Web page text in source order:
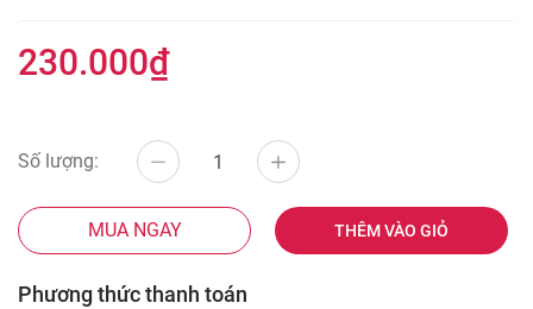
230.000₫
Số lượng:
MUA NGAY THÊM VÀO GIỎ
Phương thức thanh toán